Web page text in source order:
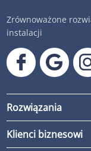
Zrównoważone
instalacji
Rozwiązania
Klienci biznesowi